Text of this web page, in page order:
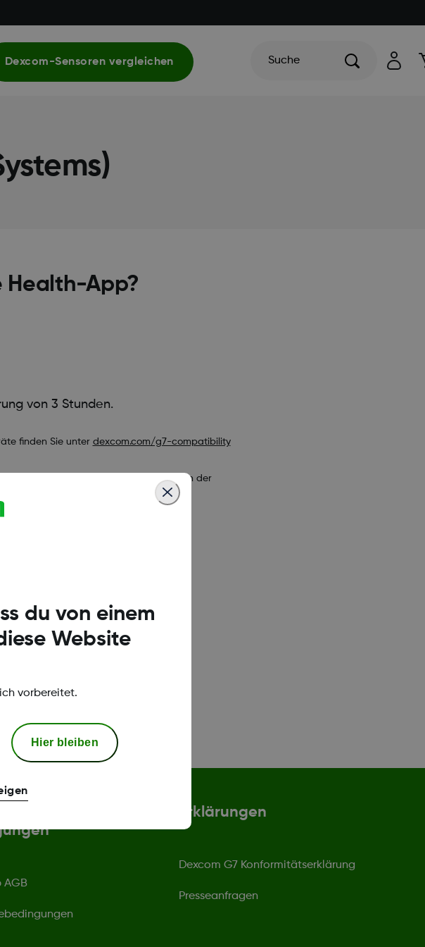
Dexcom-Sensoren vergleichen Suche
Health-App?
von 3 Stunden.
finden Sie unter dexcom.com/g7-compatibility
Follower sollten die Messwerte immer in der
AGB
Erklärungen
Dexcom G7 Konformitätserklärung
Presseanfragen
du von einem
Website
vorbereitet.
Hier bleiben